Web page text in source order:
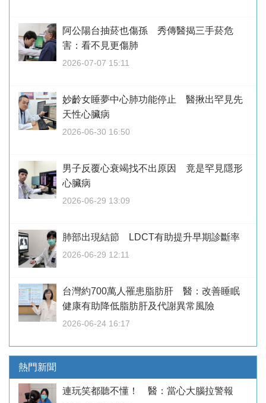
阿公陽台抽菸也傷孫 秀傳醫揭三手菸危
害：看不見更傷肺
2026-07-07 15:11
妙齡女睡夢中心肺功能停止 醫揪出罕見先
天性心臟病
2026-06-30 16:50
男子反覆心衰竭找不出原因 竟是罕見隱形
心臟病
2026-06-29 13:09
肺部出現結節 LDCT有助提升早期診斷率
2026-06-29 12:11
台灣約700萬人罹患脂肪肝 醫：改善睡眠
健康有助降低脂肪肝及代謝異常風險
2026-06-24 16:17
熱門新聞
連玩笑都聽不懂！ 醫：當心大腦拉警報